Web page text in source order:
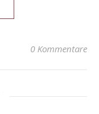
0 Kommentare